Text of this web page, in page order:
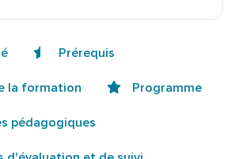
Prérequis
la formation Programme
pédagogiques